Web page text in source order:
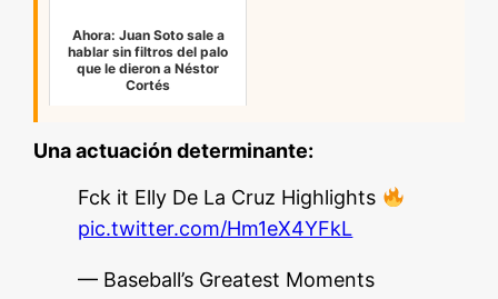
Ahora: Juan Soto sale a
hablar sin filtros del palo
que le dieron a Néstor
Cortés
Una actuación determinante:
Fck it Elly De La Cruz Highlights
pic.twitter.com/Hm1eX4YFkL
— Baseball’s Greatest Moments